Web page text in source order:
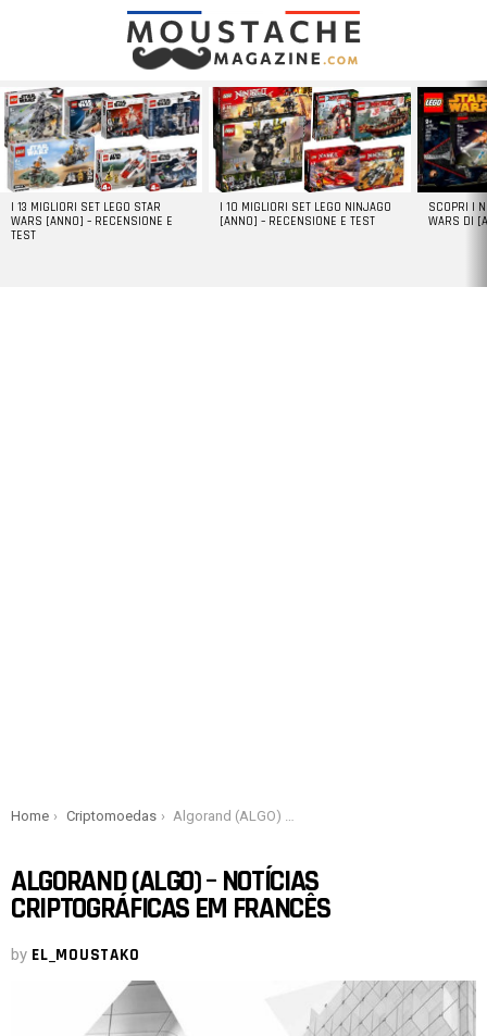
LATEST
STORIES
I 13 MIGLIORI SET LEGO STAR
WARS [ANNO] – RECENSIONE E
TEST
I 10 MIGLIORI SET LEGO NINJAGO
[ANNO] – RECENSIONE E TEST
SCOPRI I
WARS DI
You are here:
Home Criptomoedas Algorand (ALGO) – Notícias criptográficas em francês
ALGORAND (ALGO) – NOTÍCIAS
CRIPTOGRÁFICAS EM FRANCÊS
by EL_MOUSTAKO